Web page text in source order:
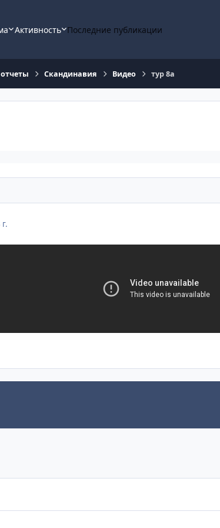
Активность Последние публикации
Скандинавия Видео тур 8а